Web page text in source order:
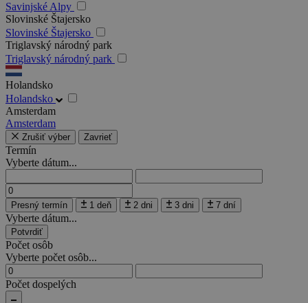
Savinjské Alpy
Slovinské Štajersko
Slovinské Štajersko
Triglavský národný park
Triglavský národný park
Holandsko
Holandsko
Amsterdam
Amsterdam
Zrušiť výber Zavrieť
Termín
Vyberte dátum...
Presný termín 1 deň 2 dni 3 dni 7 dní
Vyberte dátum...
Potvrdiť
Počet osôb
Vyberte počet osôb...
Počet dospelých